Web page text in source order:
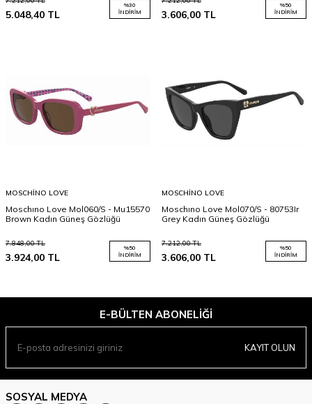
5.048,40 TL
%30
İNDIRIM
3.606,00 TL
%50
İNDIRIM
MOSCHINO LOVE
Moschıno Love Mol060/S - Mu15570
Brown Kadın Güneş Gözlüğü
7.848,00TL
3.924,00 TL
%50
İNDIRIM
MOSCHINO LOVE
Moschıno Love Mol070/S - 80753Ir
Grey Kadın Güneş Gözlüğü
7.212,00TL
3.606,00 TL
%50
İNDIRIM
E-BÜLTEN ABONELIĞI
KAYIT OLUN
SOSYAL MEDYA